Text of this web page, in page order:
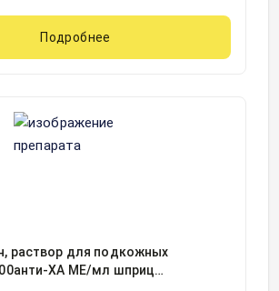
Подробнее
раствор для подкожных
ХА МЕ/мл шприц